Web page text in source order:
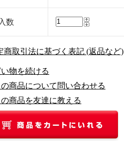
数
商取引法に基づく表記 (返品など)
物を続ける
商品について問い合わせる
商品を友達に教える